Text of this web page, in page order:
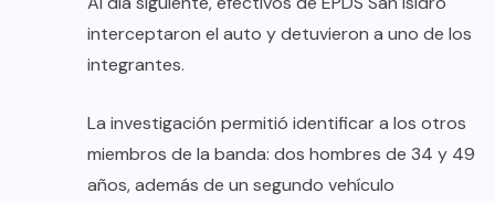
interceptaron el auto y detuvieron a uno de los
integrantes.
La investigación permitió identificar a los otros
miembros de la banda: dos hombres de 34 y 49
años, además de un segundo vehículo